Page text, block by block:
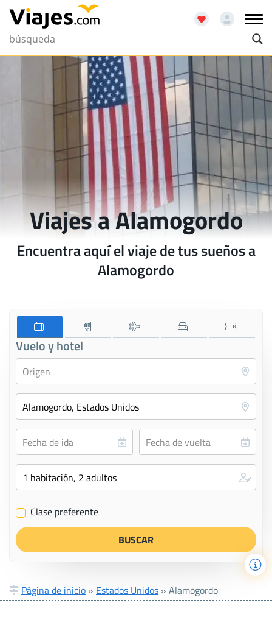
Viajes a Alamogordo
Encuentra aquí el viaje de tus sueños a
Alamogordo
Vuelo y hotel
✔ Clase preferente
Página de inicio » Estados Unidos » Alamogordo